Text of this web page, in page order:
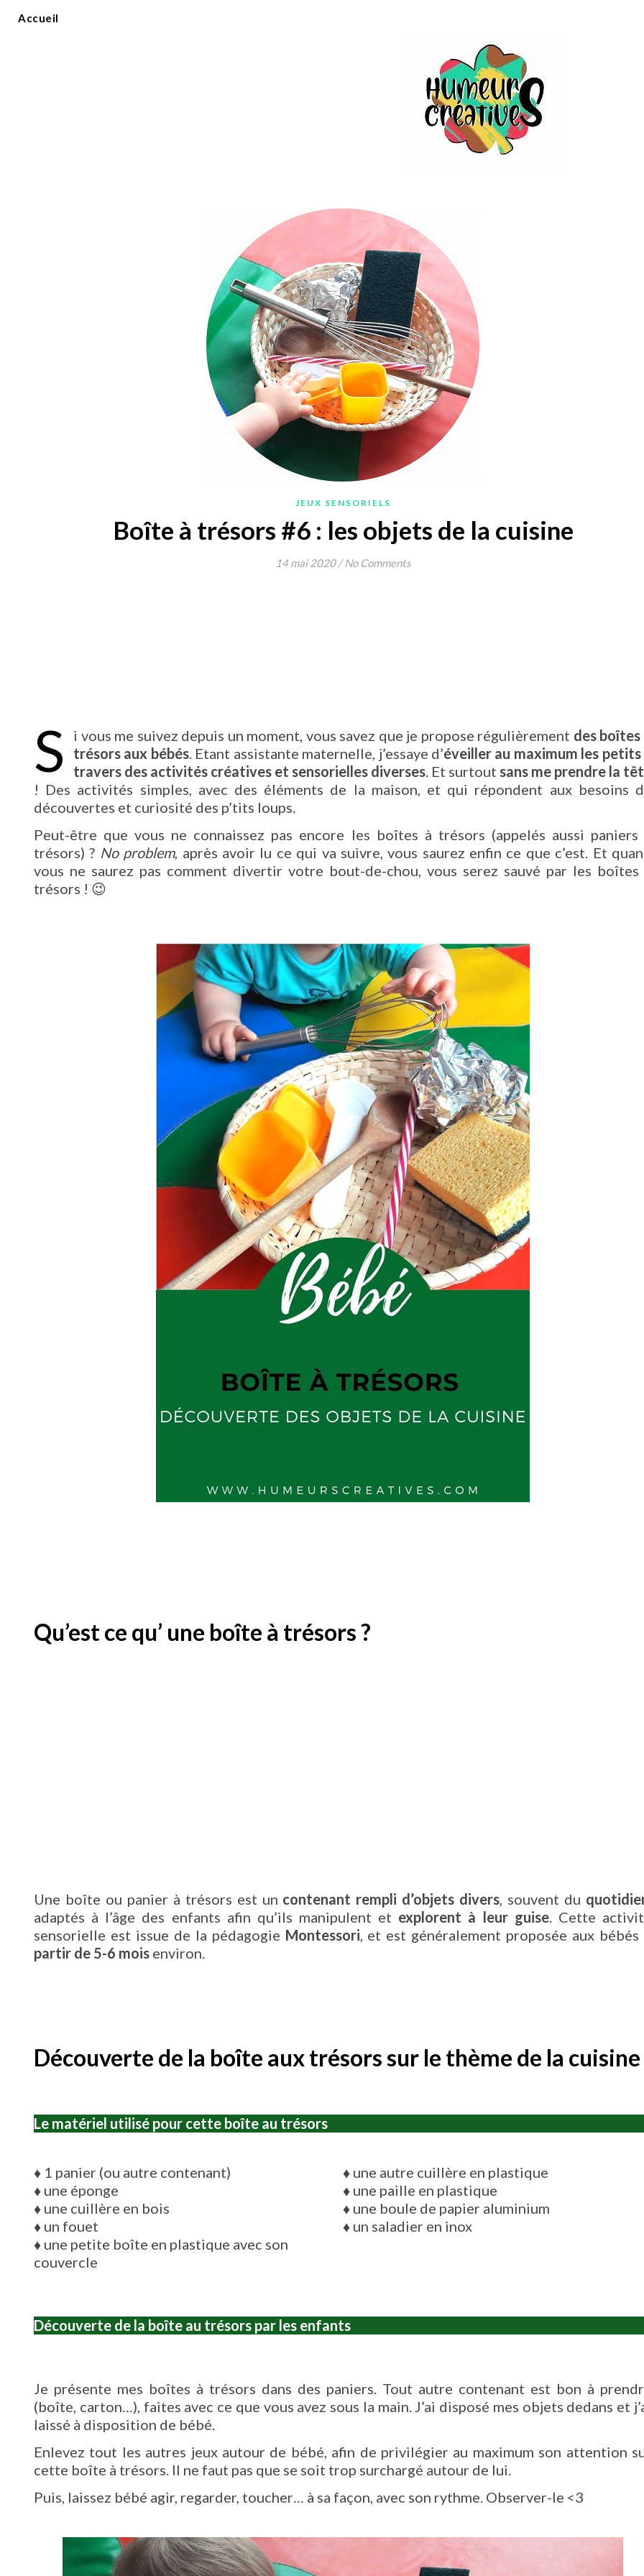
Accueil
JEUX SENSORIELS
Boîte à trésors #6 : les objets de la cuisine
14 mai 2020 / No Comments
S i vous me suivez depuis un moment, vous savez que je propose régulièrement des boîtes
trésors aux bébés. Etant assistante maternelle, j’essaye d’éveiller au maximum les petits
travers des activités créatives et sensorielles diverses. Et surtout sans me prendre la
! Des activités simples, avec des éléments de la maison, et qui répondent aux besoins
découvertes et curiosité des p’tits loups.
Peut-être que vous ne connaissez pas encore les boîtes à trésors (appelés aussi paniers
trésors) ? No problem, après avoir lu ce qui va suivre, vous saurez enfin ce que c’est. Et
vous ne saurez pas comment divertir votre bout-de-chou, vous serez sauvé par les boîtes
trésors ! 😉
Qu’est ce qu’ une boîte à trésors ?
Une boîte ou panier à trésors est un contenant rempli d’objets divers, souvent du
adaptés à l’âge des enfants afin qu’ils manipulent et explorent à leur guise. Cette
sensorielle est issue de la pédagogie Montessori, et est généralement proposée aux bébés
partir de 5-6 mois environ.
Découverte de la boîte aux trésors sur le thème de la cuisine
Le matériel utilisé pour cette boîte au trésors
♦ 1 panier (ou autre contenant)
♦ une éponge
♦ une cuillère en bois
♦ un fouet
♦ une petite boîte en plastique avec son
couvercle
♦ une autre cuillère en plastique
♦ une paille en plastique
♦ une boule de papier aluminium
♦ un saladier en inox
Découverte de la boîte au trésors par les enfants
Je présente mes boîtes à trésors dans des paniers. Tout autre contenant est bon à
(boîte, carton…), faites avec ce que vous avez sous la main. J’ai disposé mes objets dedans et
laissé à disposition de bébé.
Enlevez tout les autres jeux autour de bébé, afin de privilégier au maximum son attention
cette boîte à trésors. Il ne faut pas que se soit trop surchargé autour de lui.
Puis, laissez bébé agir, regarder, toucher… à sa façon, avec son rythme. Observer-le <3